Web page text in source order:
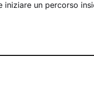
un percorso